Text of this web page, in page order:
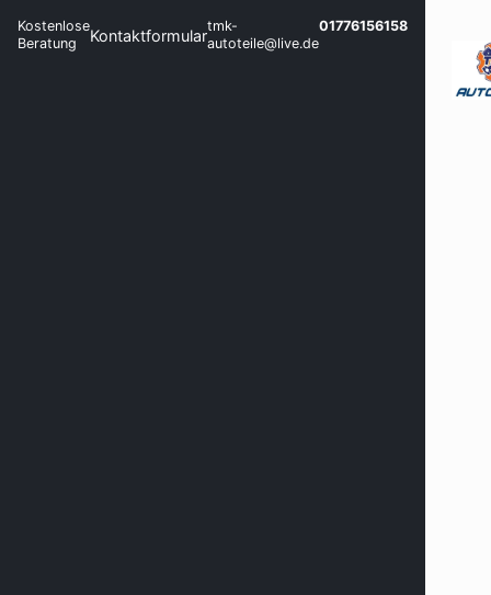
Kostenlose
Beratung
Kontaktformulartmk-
autoteile@live.de
01776156158